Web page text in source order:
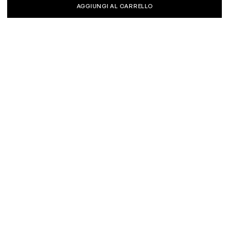
AGGIUNGI AL CARRELLO